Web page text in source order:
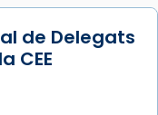
de Delegats
CEE